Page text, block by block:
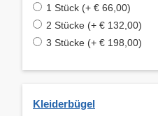
1 Stück (+ € 66,00)
2 Stücke (+ € 132,00)
3 Stücke (+ € 198,00)
Kleiderbügel